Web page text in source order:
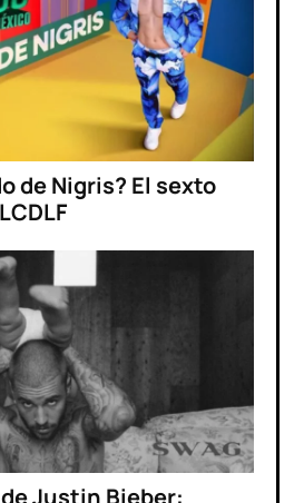
de Nigris? El sexto
Justin Bieber: